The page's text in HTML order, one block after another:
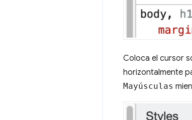
Coloca el cursor
horizontalmente
Mayúsculas